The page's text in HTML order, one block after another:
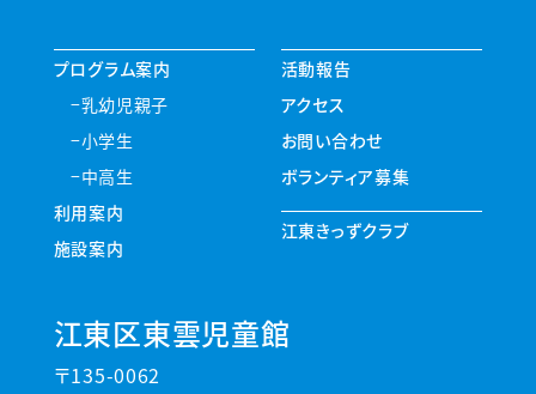
プログラム案内
乳幼児親子
小学生
中高生
利用案内
施設案内
活動報告
アクセス
お問い合わせ
ボランティア募集
江東きっずクラブ
江東区東雲児童館
〒135-0062